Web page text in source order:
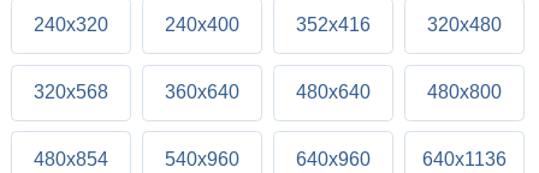
240x320 240x400 352x416 320x480
320x568 360x640 480x640 480x800
480x854 540x960 640x960 640x1136